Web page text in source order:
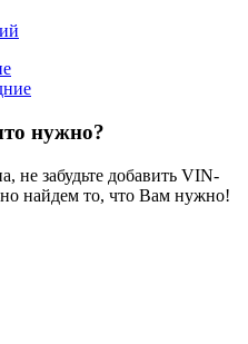
нужно?
не забудьте добавить VIN-
найдем то, что Вам нужно!